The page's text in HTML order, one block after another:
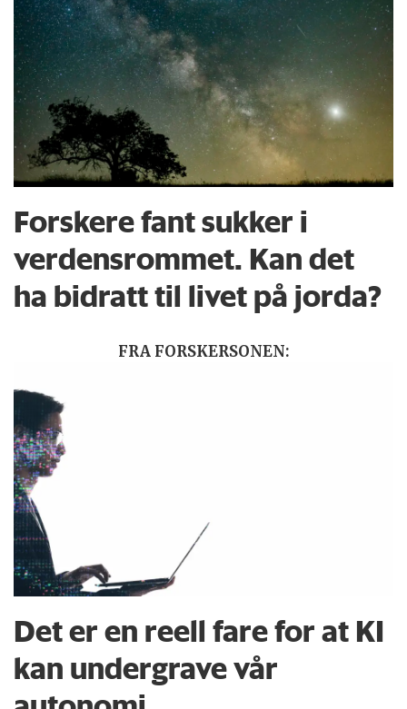
Forskere fant sukker i
verdensrommet. Kan det
ha bidratt til livet på jorda?
FRA FORSKERSONEN:
Det er en reell fare for at KI
kan undergrave vår